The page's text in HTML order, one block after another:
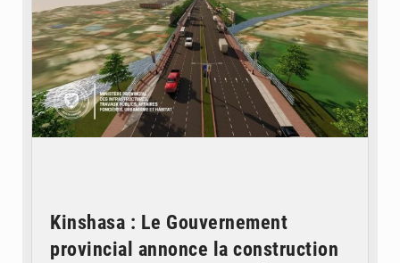
Kinshasa : Le Gouvernement
provincial annonce la construction